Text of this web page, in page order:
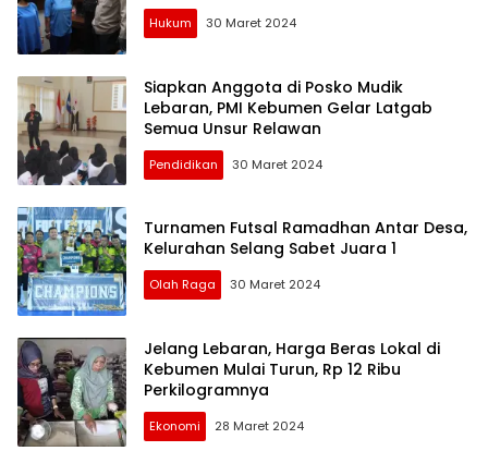
Hukum 30 Maret 2024
Siapkan Anggota di Posko Mudik
Lebaran, PMI Kebumen Gelar Latgab
Semua Unsur Relawan
Pendidikan 30 Maret 2024
Turnamen Futsal Ramadhan Antar Desa,
Kelurahan Selang Sabet Juara 1
Olah Raga 30 Maret 2024
Jelang Lebaran, Harga Beras Lokal di
Kebumen Mulai Turun, Rp 12 Ribu
Perkilogramnya
Ekonomi 28 Maret 2024